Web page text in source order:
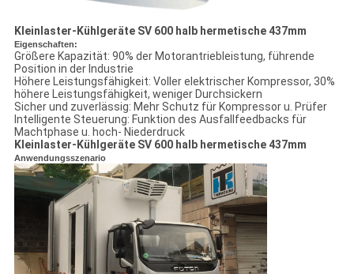
Kleinlaster-Kühlgeräte SV 600 halb hermetische 437mm
Eigenschaften:
Größere Kapazität: 90% der Motorantriebleistung, führende
Position in der Industrie
Höhere Leistungsfähigkeit: Voller elektrischer Kompressor, 30%
höhere Leistungsfähigkeit, weniger Durchsickern
Sicher und zuverlässig: Mehr Schutz für Kompressor u. Prüfer
Intelligente Steuerung: Funktion des Ausfallfeedbacks für
Machtphase u. hoch- Niederdruck
Kleinlaster-Kühlgeräte SV 600 halb hermetische 437mm
Anwendungsszenario